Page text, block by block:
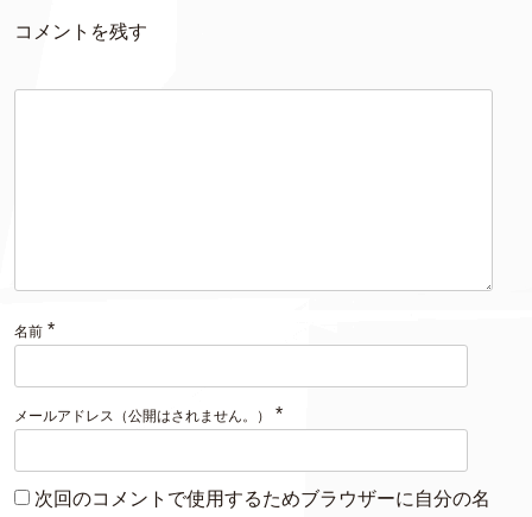
コメントを残す
名前 *
メールアドレス（公開はされません。） *
次回のコメントで使用するためブラウザーに自分の名